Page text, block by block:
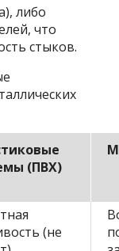
либо
что
стыков.
(ПВХ)
(не